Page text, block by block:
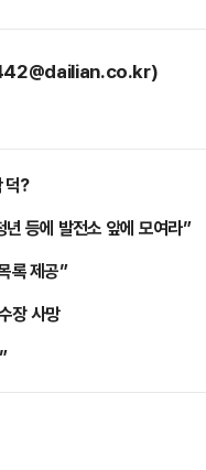
덕?
등에 발전소 앞에 모여라”
록 제공”
장 사망